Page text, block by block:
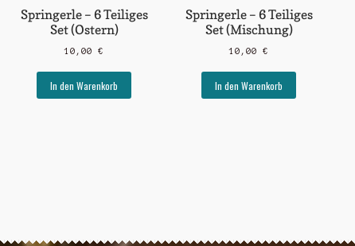
Springerle – 6 Teiliges
Set (Ostern)
10,00€
In den Warenkorb
Springerle – 6 Teiliges
Set (Mischung)
10,00€
In den Warenkorb